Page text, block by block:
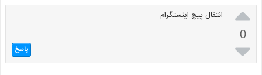

0

انتقال پیچ اینستگرام
پاسخ